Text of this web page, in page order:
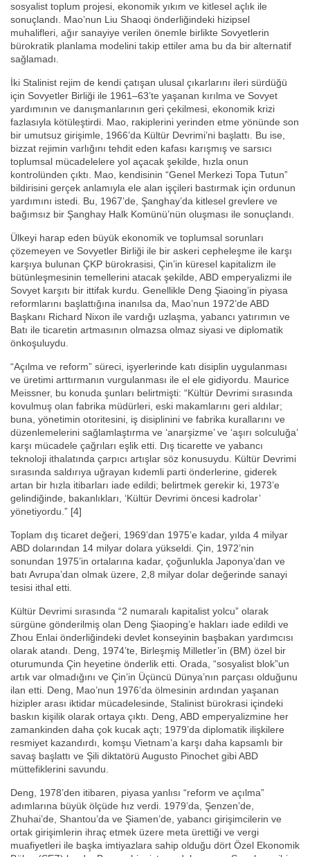
sosyalist toplum projesi, ekonomik yıkım ve kitlesel açlık ile
sonuçlandı. Mao’nun Liu Shaoqi önderliğindeki hizipsel
muhalifleri, ağır sanayiye verilen önemle birlikte Sovyetlerin
bürokratik planlama modelini takip ettiler ama bu da bir alternatif
sağlamadı.
İki Stalinist rejim de kendi çatışan ulusal çıkarlarını ileri sürdüğü
için Sovyetler Birliği ile 1961–63’te yaşanan kırılma ve Sovyet
yardımının ve danışmanlarının geri çekilmesi, ekonomik krizi
fazlasıyla kötüleştirdi. Mao, rakiplerini yerinden etme yönünde son
bir umutsuz girişimle, 1966’da Kültür Devrimi’ni başlattı. Bu ise,
bizzat rejimin varlığını tehdit eden kafası karışmış ve sarsıcı
toplumsal mücadelelere yol açacak şekilde, hızla onun
kontrolünden çıktı. Mao, kendisinin “Genel Merkezi Topa Tutun”
bildirisini gerçek anlamıyla ele alan işçileri bastırmak için ordunun
yardımını istedi. Bu, 1967’de, Şanghay’da kitlesel grevlere ve
bağımsız bir Şanghay Halk Komünü’nün oluşması ile sonuçlandı.
Ülkeyi harap eden büyük ekonomik ve toplumsal sorunları
çözemeyen ve Sovyetler Birliği ile bir askeri cepheleşme ile karşı
karşıya bulunan ÇKP bürokrasisi, Çin’in küresel kapitalizm ile
bütünleşmesinin temellerini atacak şekilde, ABD emperyalizmi ile
Sovyet karşıtı bir ittifak kurdu. Genellikle Deng Şiaoing’in piyasa
reformlarını başlattığına inanılsa da, Mao’nun 1972’de ABD
Başkanı Richard Nixon ile vardığı uzlaşma, yabancı yatırımın ve
Batı ile ticaretin artmasının olmazsa olmaz siyasi ve diplomatik
önkoşuluydu.
“Açılma ve reform” süreci, işyerlerinde katı disiplin uygulanması
ve üretimi arttırmanın vurgulanması ile el ele gidiyordu. Maurice
Meissner, bu konuda şunları belirtmişti: “Kültür Devrimi sırasında
kovulmuş olan fabrika müdürleri, eski makamlarını geri aldılar;
buna, yönetimin otoritesini, iş disiplinini ve fabrika kurallarını ve
düzenlemelerini sağlamlaştırma ve ‘anarşizme’ ve ‘aşırı solculuğa’
karşı mücadele çağrıları eşlik etti. Dış ticarette ve yabancı
teknoloji ithalatında çarpıcı artışlar söz konusuydu. Kültür Devrimi
sırasında saldırıya uğrayan kıdemli parti önderlerine, giderek
artan bir hızla itibarları iade edildi; belirtmek gerekir ki, 1973’e
gelindiğinde, bakanlıkları, ‘Kültür Devrimi öncesi kadrolar’
yönetiyordu.” [4]
Toplam dış ticaret değeri, 1969’dan 1975’e kadar, yılda 4 milyar
ABD dolarından 14 milyar dolara yükseldi. Çin, 1972’nin
sonundan 1975’in ortalarına kadar, çoğunlukla Japonya’dan ve
batı Avrupa’dan olmak üzere, 2,8 milyar dolar değerinde sanayi
tesisi ithal etti.
Kültür Devrimi sırasında “2 numaralı kapitalist yolcu” olarak
sürgüne gönderilmiş olan Deng Şiaoping’e hakları iade edildi ve
Zhou Enlai önderliğindeki devlet konseyinin başbakan yardımcısı
olarak atandı. Deng, 1974’te, Birleşmiş Milletler’in (BM) özel bir
oturumunda Çin heyetine önderlik etti. Orada, “sosyalist blok”un
artık var olmadığını ve Çin’in Üçüncü Dünya’nın parçası olduğunu
ilan etti. Deng, Mao’nun 1976’da ölmesinin ardından yaşanan
hizipler arası iktidar mücadelesinde, Stalinist bürokrasi içindeki
baskın kişilik olarak ortaya çıktı. Deng, ABD emperyalizmine her
zamankinden daha çok kucak açtı; 1979’da diplomatik ilişkilere
resmiyet kazandırdı, komşu Vietnam’a karşı daha kapsamlı bir
savaş başlattı ve Şili diktatörü Augusto Pinochet gibi ABD
müttefiklerini savundu.
Deng, 1978’den itibaren, piyasa yanlısı “reform ve açılma”
adımlarına büyük ölçüde hız verdi. 1979’da, Şenzen’de,
Zhuhai’de, Shantou’da ve Şiamen’de, yabancı girişimcilerin ve
ortak girişimlerin ihraç etmek üzere meta ürettiği ve vergi
muafiyetleri ile başka imtiyazlara sahip olduğu dört Özel Ekonomik